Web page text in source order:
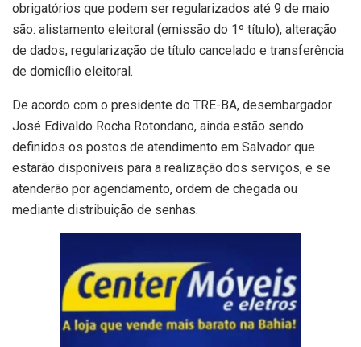
obrigatórios que podem ser regularizados até 9 de maio
são: alistamento eleitoral (emissão do 1º título), alteração
de dados, regularização de título cancelado e transferência
de domicílio eleitoral.
De acordo com o presidente do TRE-BA, desembargador
José Edivaldo Rocha Rotondano, ainda estão sendo
definidos os postos de atendimento em Salvador que
estarão disponíveis para a realização dos serviços, e se
atenderão por agendamento, ordem de chegada ou
mediante distribuição de senhas.